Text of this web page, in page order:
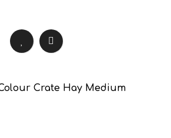
Crate Hay Medium